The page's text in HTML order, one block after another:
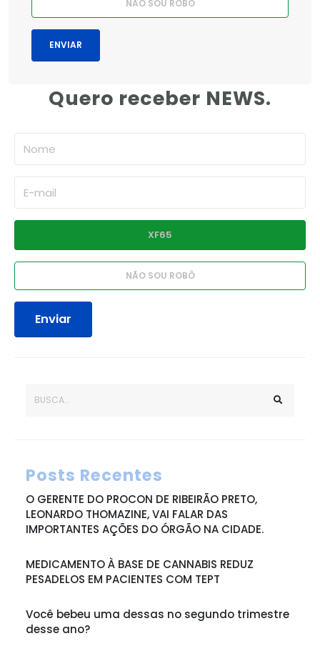
Quero receber NEWS.
Enviar
Posts Recentes
O GERENTE DO PROCON DE RIBEIRÃO PRETO,
LEONARDO THOMAZINE, VAI FALAR DAS
IMPORTANTES AÇÕES DO ÓRGÃO NA CIDADE.
MEDICAMENTO À BASE DE CANNABIS REDUZ
PESADELOS EM PACIENTES COM TEPT
Você bebeu uma dessas no segundo trimestre
desse ano?